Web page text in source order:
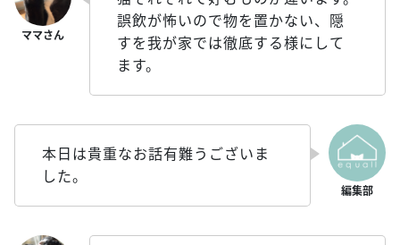
誤飲が怖いので物を置かない、隠
すを我が家では徹底する様にして
ます。
本日は貴重なお話有難うございま
した。